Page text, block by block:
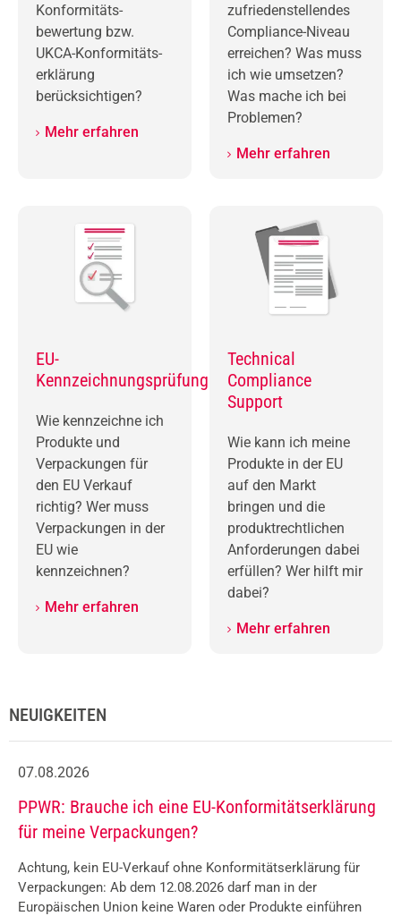
Konformitäts­
bewertung bzw.
UKCA-Konformi­täts­
erklärung
berücksichtigen?
Mehr erfahren
zufriedenstellendes
Compliance-Niveau
erreichen? Was muss
ich wie umsetzen?
Was mache ich bei
Problemen?
Mehr erfahren
EU-
Kennzeichnungsprüfung
Wie kennzeichne ich
Produkte und
Verpackungen für
den EU Verkauf
richtig? Wer muss
Verpackungen in der
EU wie
kennzeichnen?
Mehr erfahren
Technical
Compliance
Support
Wie kann ich meine
Produkte in der EU
auf den Markt
bringen und die
produktrechtlichen
Anforderungen dabei
erfüllen? Wer hilft mir
dabei?
Mehr erfahren
NEUIGKEITEN
07.08.2026
PPWR Kennzeichnung: Wie muss ich meine
Verpackungen kennzeichnen?
Mit der EU-Verpackungsverordnung (Packaging and
Packaging Waste Regulation, PPWR) gelten schrittweise
neue Kennzeichnungs- und Informationspflichten für